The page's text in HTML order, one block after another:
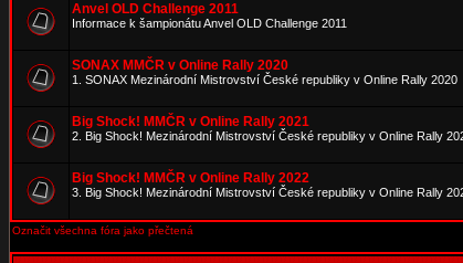
Anvel OLD Challenge 2011
Informace k šampionátu Anvel OLD Challenge 2011
SONAX MMČR v Online Rally 2020
1. SONAX Mezinárodní Mistrovství České republiky v Online Rally 2020
Big Shock! MMČR v Online Rally 2021
2. Big Shock! Mezinárodní Mistrovství České republiky v Online Rally
Big Shock! MMČR v Online Rally 2022
3. Big Shock! Mezinárodní Mistrovství České republiky v Online Rally
Označit všechna fóra jako přečtená